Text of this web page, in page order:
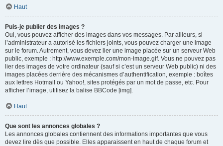
Haut
Puis-je publier des images ?
Oui, vous pouvez afficher des images dans vos messages. Par ailleurs, si
l’administrateur a autorisé les fichiers joints, vous pouvez charger une image
sur le forum. Autrement, vous devez lier une image placée sur un serveur Web
public, exemple : http://www.exemple.com/mon-image.gif. Vous ne pouvez pas
lier des images de votre ordinateur (sauf si c’est un serveur Web public) ni des
images placées derrière des mécanismes d’authentification, exemple : boîtes
aux lettres Hotmail ou Yahoo!, sites protégés par un mot de passe, etc. Pour
afficher l’image, utilisez la balise BBCode [img].
Haut
Que sont les annonces globales ?
Les annonces globales contiennent des informations importantes que vous
devez lire dès que possible. Elles apparaissent en haut de chaque forum et